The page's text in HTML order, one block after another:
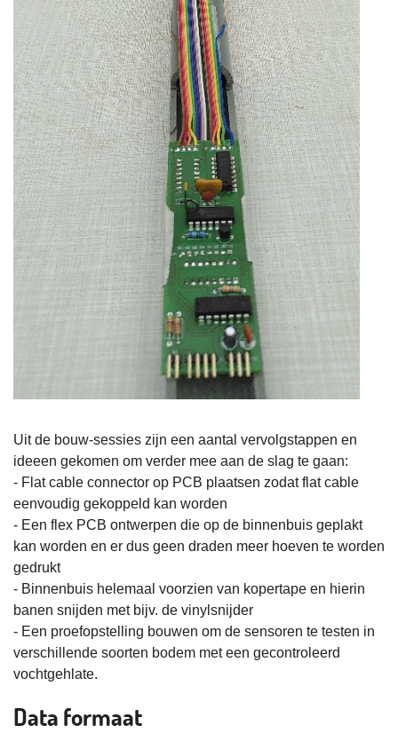
Uit de bouw-sessies zijn een aantal vervolgstappen en
ideeen gekomen om verder mee aan de slag te gaan:
- Flat cable connector op PCB plaatsen zodat flat cable
eenvoudig gekoppeld kan worden
- Een flex PCB ontwerpen die op de binnenbuis geplakt
kan worden en er dus geen draden meer hoeven te worden
gedrukt
- Binnenbuis helemaal voorzien van kopertape en hierin
banen snijden met bijv. de vinylsnijder
- Een proefopstelling bouwen om de sensoren te testen in
verschillende soorten bodem met een gecontroleerd
vochtgehlate.
Data formaat